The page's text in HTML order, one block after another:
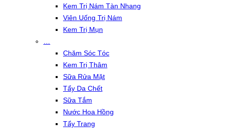
Kem Trị Nám Tàn Nhang
Viên Uống Trị Nám
Kem Trị Mụn
Chăm Sóc Tóc
Kem Trị Thâm
Sữa Rửa Mặt
Tẩy Da Chết
Sữa Tắm
Nước Hoa Hồng
Tẩy Trang